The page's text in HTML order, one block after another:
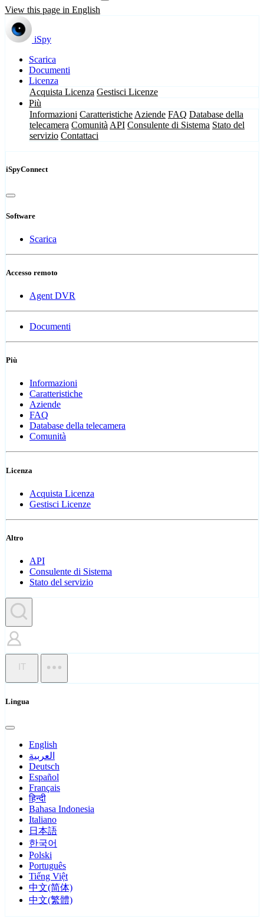
View this page in English
iSpy
Scarica
Documenti
Licenza
Acquista Licenza Gestisci Licenze
Più
Informazioni Caratteristiche Aziende FAQ Database della
telecamera Comunità API Consulente di Sistema Stato del
servizio Contattaci
iSpyConnect
Software
Scarica
Accesso remoto
Agent DVR
Documenti
Più
Informazioni
Caratteristiche
Aziende
FAQ
Database della telecamera
Comunità
Licenza
Acquista Licenza
Gestisci Licenze
Altro
API
Consulente di Sistema
Stato del servizio
IT
Lingua
English
العربية
Deutsch
Español
Français
हिन्दी
Bahasa Indonesia
Italiano
日本語
한국어
Polski
Português
Tiếng Việt
中文(简体)
中文(繁體)